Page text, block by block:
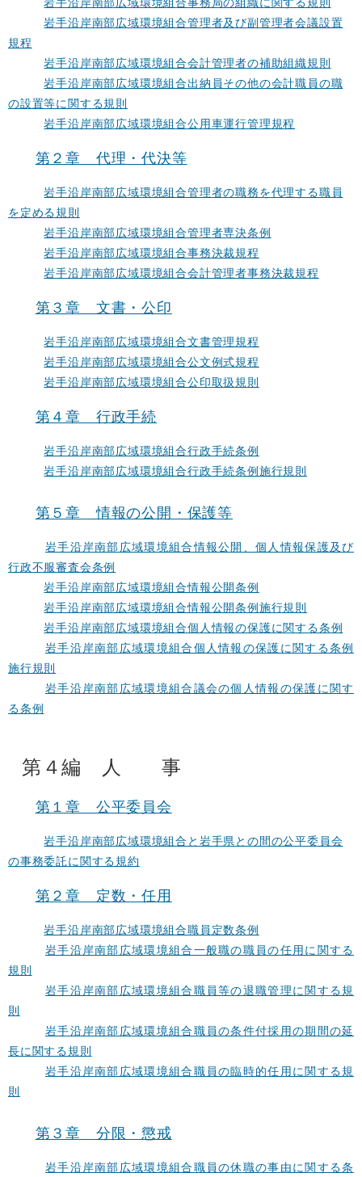
岩手沿岸南部広域環境組合管理者及び副管理者会議設置
規程
岩手沿岸南部広域環境組合会計管理者の補助組織規則
岩手沿岸南部広域環境組合出納員その他の会計職員の職
の設置等に関する規則
岩手沿岸南部広域環境組合公用車運行管理規程
第２章 代理・代決等
岩手沿岸南部広域環境組合管理者の職務を代理する職員
を定める規則
岩手沿岸南部広域環境組合管理者専決条例
岩手沿岸南部広域環境組合事務決裁規程
岩手沿岸南部広域環境組合会計管理者事務決裁規程
第３章 文書・公印
岩手沿岸南部広域環境組合文書管理規程
岩手沿岸南部広域環境組合公文例式規程
岩手沿岸南部広域環境組合公印取扱規則
第４章 行政手続
岩手沿岸南部広域環境組合行政手続条例
岩手沿岸南部広域環境組合行政手続条例施行規則
第５章 情報の公開・保護等
岩手沿岸南部広域環境組合情報公開、個人情報保護及び
行政不服審査会条例
岩手沿岸南部広域環境組合情報公開条例
岩手沿岸南部広域環境組合情報公開条例施行規則
岩手沿岸南部広域環境組合個人情報の保護に関する条例
岩手沿岸南部広域環境組合個人情報の保護に関する条例
施行規則
岩手沿岸南部広域環境組合議会の個人情報の保護に関す
る条例
第４編 人 事
第１章 公平委員会
岩手沿岸南部広域環境組合と岩手県との間の公平委員会
の事務委託に関する規約
第２章 定数・任用
岩手沿岸南部広域環境組合職員定数条例
岩手沿岸南部広域環境組合一般職の職員の任用に関する
規則
岩手沿岸南部広域環境組合職員等の退職管理に関する規
則
岩手沿岸南部広域環境組合職員の条件付採用の期間の延
長に関する規則
岩手沿岸南部広域環境組合職員の臨時的任用に関する規
則
第３章 分限・懲戒
岩手沿岸南部広域環境組合職員の休職の事由に関する条